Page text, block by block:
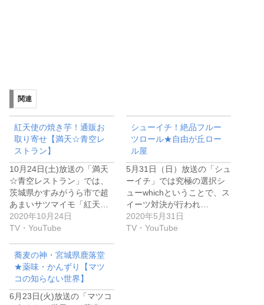
関連
紅天使の焼き芋！通販お
取り寄せ【満天☆青空レ
ストラン】
10月24日(土)放送の「満天
☆青空レストラン」では、
茨城県かすみがうら市で超
あまいサツマイモ「紅天…
2020年10月24日
TV・YouTube
シューイチ！絶品フルー
ツロール★自由が丘ロー
ル屋
5月31日（日）放送の「シュ
ーイチ」では究極の選択シ
ューwhichということで、ス
イーツ対決が行われ…
2020年5月31日
TV・YouTube
蕎麦の神・宮城県鹿落堂
★薬味・かんずり【マツ
コの知らない世界】
6月23日(火)放送の「マツコ